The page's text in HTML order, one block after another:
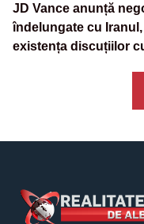
JD Vance anunță
îndelungate cu
existența discuțiilor